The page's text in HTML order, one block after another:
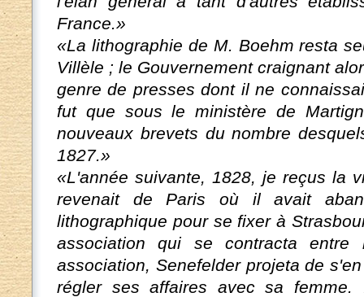
France.»
«La lithographie de M. Boehm resta
Villèle ; le Gouvernement craignant
genre de presses dont il ne
fut que sous le ministère de
nouveaux brevets du nombre
1827.»
«L'année suivante, 1828, je reçus la
revenait de Paris où il avait
lithographique pour se fixer à
association qui se contracta
association, Senefelder projeta de
régler ses affaires avec sa